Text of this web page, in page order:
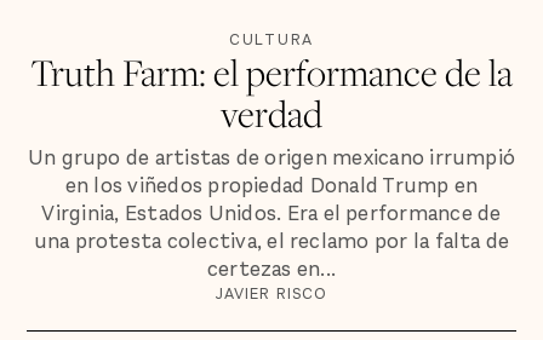
CULTURA
Truth Farm: el performance de la
verdad
Un grupo de artistas de origen mexicano irrumpió
en los viñedos propiedad Donald Trump en
Virginia, Estados Unidos. Era el performance de
una protesta colectiva, el reclamo por la falta de
certezas en...
JAVIER RISCO